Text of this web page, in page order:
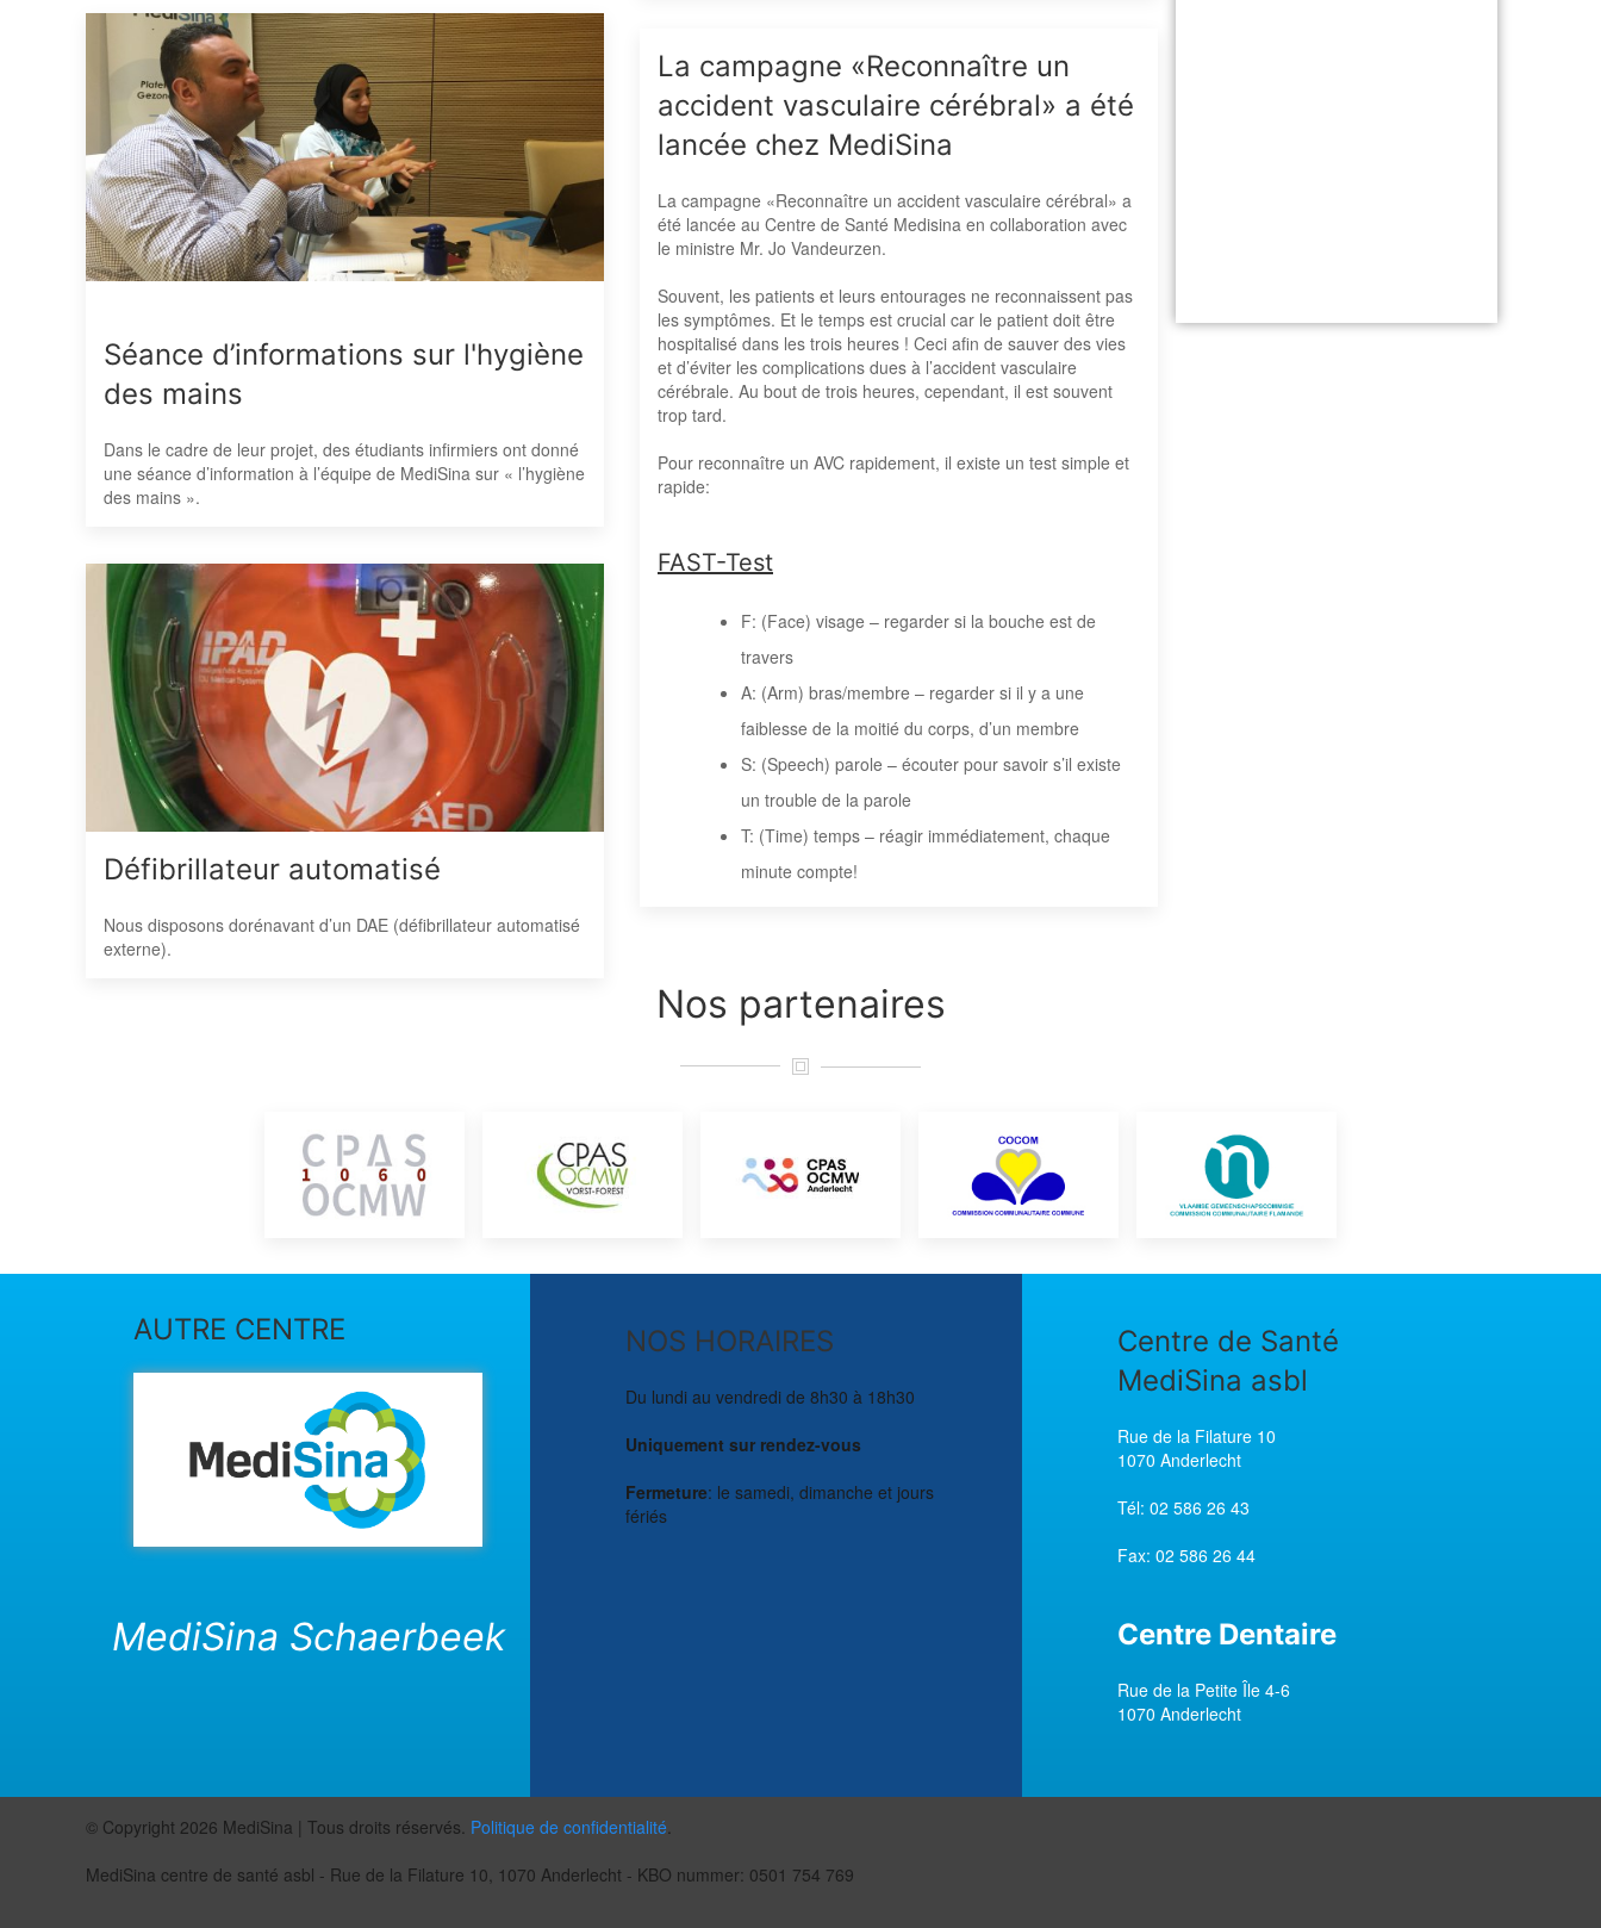
Séance d’informations sur l'hygiène
des mains
Dans le cadre de leur projet, des étudiants infirmiers ont donné
une séance d’information à l’équipe de MediSina sur « l’hygiène
des mains ».
La campagne «Reconnaître un
accident vasculaire cérébral» a été
lancée chez MediSina
La campagne «Reconnaître un accident vasculaire cérébral» a
été lancée au Centre de Santé Medisina en collaboration avec
le ministre Mr. Jo Vandeurzen.
Souvent, les patients et leurs entourages ne reconnaissent pas
les symptômes. Et le temps est crucial car le patient doit être
hospitalisé dans les trois heures ! Ceci afin de sauver des vies
et d’éviter les complications dues à l’accident vasculaire
cérébrale. Au bout de trois heures, cependant, il est souvent
trop tard.
Pour reconnaître un AVC rapidement, il existe un test simple et
rapide:
FAST-Test
F: (Face) visage – regarder si la bouche est de
travers
A: (Arm) bras/membre – regarder si il y a une
faiblesse de la moitié du corps, d’un membre
S: (Speech) parole – écouter pour savoir s’il existe
un trouble de la parole
T: (Time) temps – réagir immédiatement, chaque
minute compte!
Défibrillateur automatisé
Nous disposons dorénavant d’un DAE (défibrillateur automatisé
externe).
Nos partenaires
AUTRE CENTRE
MediSina Schaerbeek
NOS HORAIRES
Du lundi au vendredi de 8h30 à 18h30
Uniquement sur rendez-vous
Fermeture: le samedi, dimanche et jours
fériés
Centre de Santé
MediSina asbl
Rue de la Filature 10
1070 Anderlecht
Tél:02 586 26 43
Fax:02 586 26 44
Centre Dentaire
Rue de la Petite Île 4-6
1070 Anderlecht
© Copyright 2026 MediSina | Tous droits réservés. Politique de confidentialité.
MediSina centre de santé asbl - Rue de la Filature 10, 1070 Anderlecht - KBO nummer: 0501 754 769